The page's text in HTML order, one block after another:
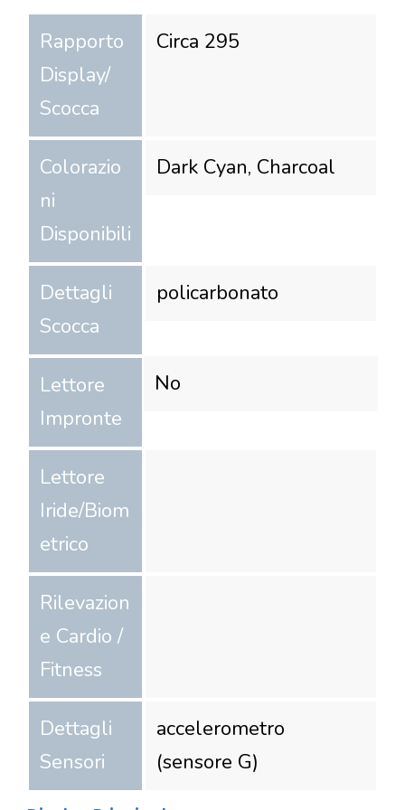
Rapporto
Display/
Scocca
Circa 295
Colorazio
ni
Disponibili
Dark Cyan, Charcoal
Dettagli
Scocca
policarbonato
Lettore
Impronte
No
Lettore
Iride/Biom
etrico
Rilevazion
e Cardio /
Fitness
Dettagli
Sensori
accelerometro
(sensore G)